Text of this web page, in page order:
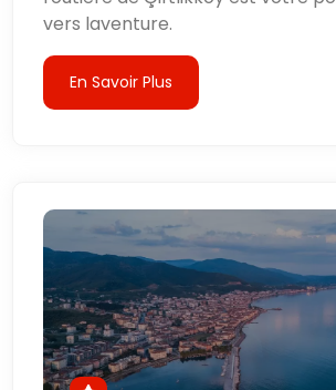
vers laventure.
En Savoir Plus